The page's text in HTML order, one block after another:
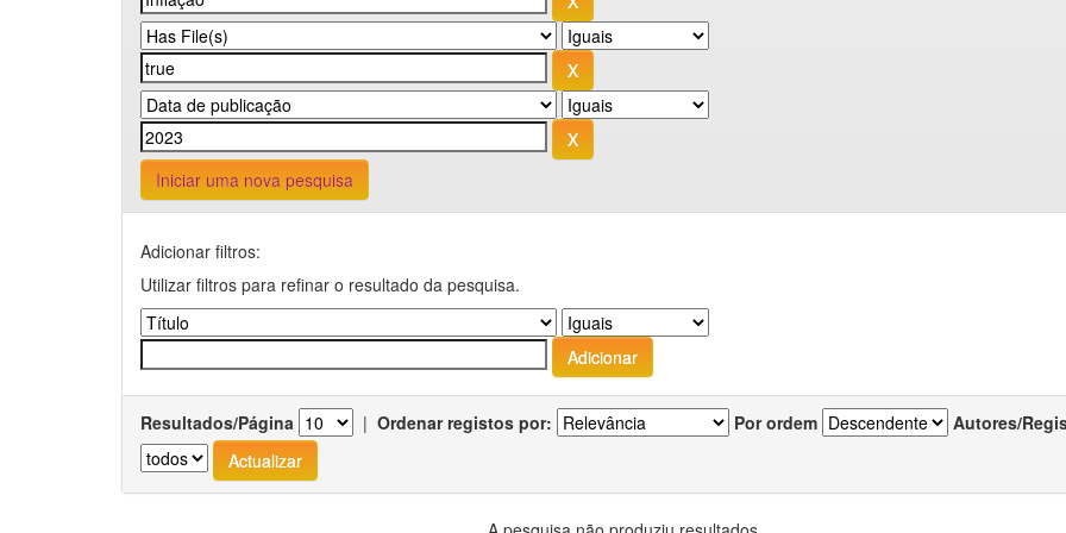
Iniciar uma nova pesquisa
Adicionar filtros:
Utilizar filtros para refinar o resultado da pesquisa.
Resultados/Página | Ordenar registos por: Por ordem Autores/